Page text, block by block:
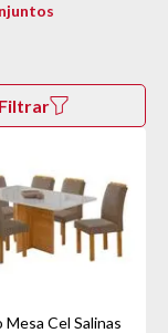
Filtrar
Cel Salinas